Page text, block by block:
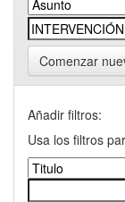
Comenzar
Añadir filtros:
Usa los filtros